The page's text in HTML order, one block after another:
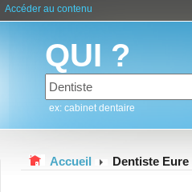
Accéder au contenu
QUI ?
ex: cabinet dentaire
Accueil Dentiste Eure